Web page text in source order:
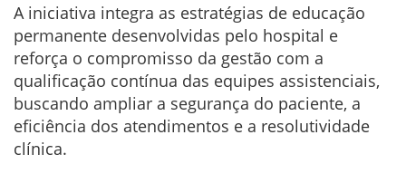
A iniciativa integra as estratégias de educação
permanente desenvolvidas pelo hospital e
reforça o compromisso da gestão com a
qualificação contínua das equipes assistenciais,
buscando ampliar a segurança do paciente, a
eficiência dos atendimentos e a resolutividade
clínica.